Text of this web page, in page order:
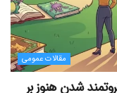
مقالات عمومی
ثروتمند شدن هنوز بر